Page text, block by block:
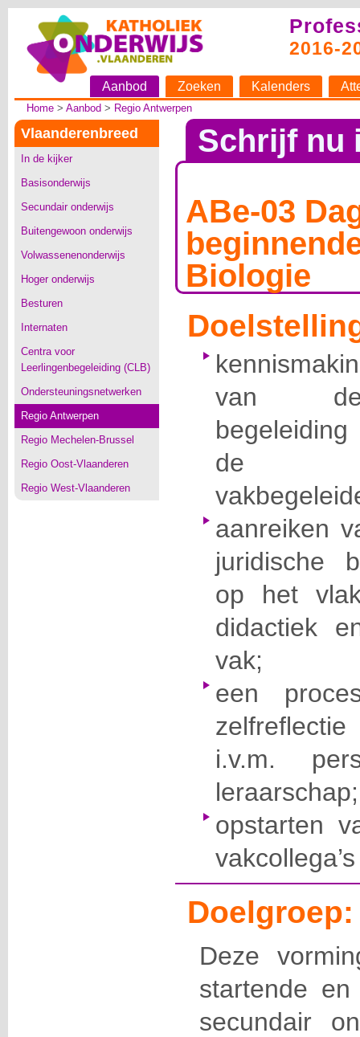
2016-
Aanbod Zoeken Kalenders
Home> Aanbod > Regio Antwerpen
Vlaanderenbreed
In de kijker
Basisonderwijs
Secundair onderwijs
Buitengewoon onderwijs
Volwassenenonderwijs
Hoger onderwijs
Besturen
Internaten
Centra voor
Leerlingenbegeleiding (CLB)
Ondersteuningsnetwerken
Regio Antwerpen
Regio Mechelen-Brussel
Regio Oost-Vlaanderen
Regio West-Vlaanderen
Schrijf nu
ABe-03
Biologie
van de
de
aanreiken
juridische
op het
didactiek
vak;
een
i.v.m.
leraarschap;
opstarten
vakcollega’s
Doelgroep:
Deze
startende
secundair